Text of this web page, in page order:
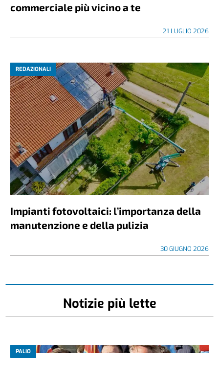
commerciale più vicino a te
21 LUGLIO 2026
REDAZIONALI
Impianti fotovoltaici: l’importanza della
manutenzione e della pulizia
30 GIUGNO 2026
Notizie più lette
PALIO